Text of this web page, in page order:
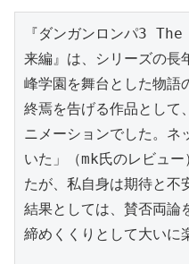
『ダンガンロンパ3
来編』は、シリーズの長
峰学園を舞台とした物語
終焉を告げる作品として
ニメーションでした。ネ
いた」（mk氏のレビュ
たが、私自身は期待と不
結果としては、賛否両論
締めくくりとして大いに